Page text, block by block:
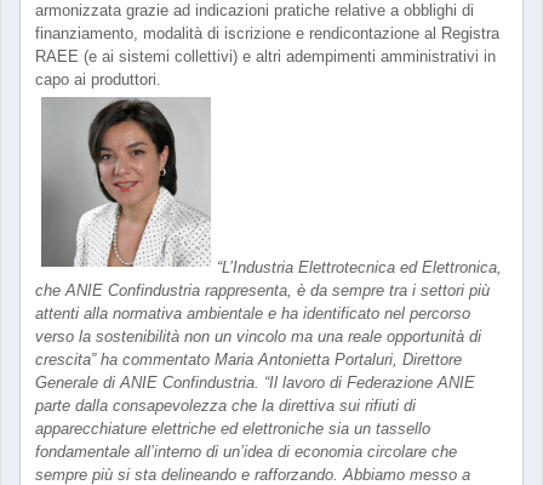
armonizzata grazie ad indicazioni pratiche relative a obblighi di
finanziamento, modalità di iscrizione e rendicontazione al Registra
RAEE (e ai sistemi collettivi) e altri adempimenti amministrativi in
capo ai produttori.
“L’Industria Elettrotecnica ed Elettronica,
che ANIE Confindustria rappresenta, è da sempre tra i settori più
attenti alla normativa ambientale e ha identificato nel percorso
verso la sostenibilità non un vincolo ma una reale opportunità di
crescita” ha commentato Maria Antonietta Portaluri, Direttore
Generale di ANIE Confindustria. “Il lavoro di Federazione ANIE
parte dalla consapevolezza che la direttiva sui rifiuti di
apparecchiature elettriche ed elettroniche sia un tassello
fondamentale all’interno di un’idea di economia circolare che
sempre più si sta delineando e rafforzando. Abbiamo messo a